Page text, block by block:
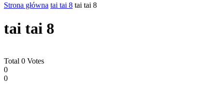
Strona główna tai tai 8 tai tai 8
tai tai 8
Total 0 Votes
0
0